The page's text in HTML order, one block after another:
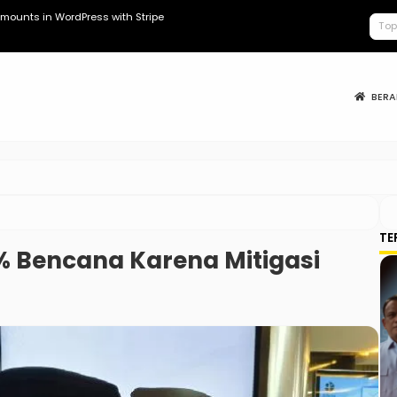
in WordPress with Stripe Kopdes
Bencana Karena Mitigasi